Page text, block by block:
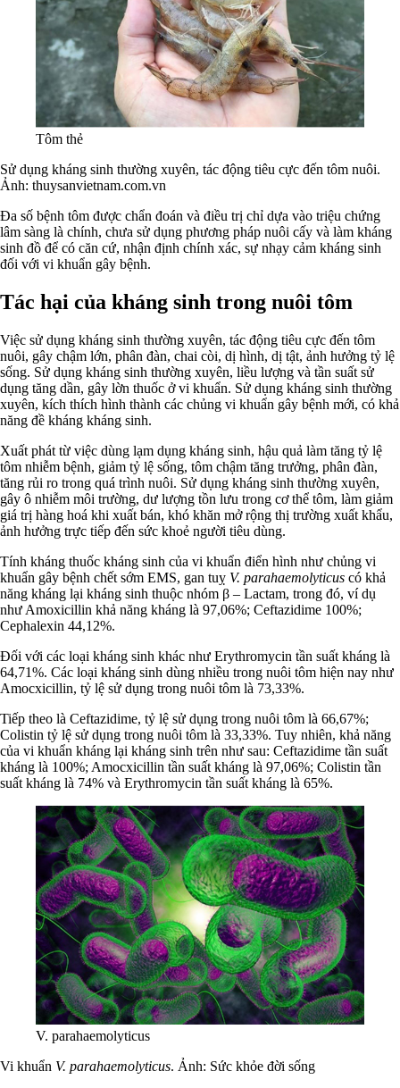
Tôm thẻ
Sử dụng kháng sinh thường xuyên, tác động tiêu cực đến tôm nuôi.
Ảnh: thuysanvietnam.com.vn
Đa số bệnh tôm được chẩn đoán và điều trị chỉ dựa vào triệu chứng
lâm sàng là chính, chưa sử dụng phương pháp nuôi cấy và làm kháng
sinh đồ để có căn cứ, nhận định chính xác, sự nhạy cảm kháng sinh
đối với vi khuẩn gây bệnh.
Tác hại của kháng sinh trong nuôi tôm
Việc sử dụng kháng sinh thường xuyên, tác động tiêu cực đến tôm
nuôi, gây chậm lớn, phân đàn, chai còi, dị hình, dị tật, ảnh hưởng tỷ lệ
sống. Sử dụng kháng sinh thường xuyên, liều lượng và tần suất sử
dụng tăng dần, gây lờn thuốc ở vi khuẩn. Sử dụng kháng sinh thường
xuyên, kích thích hình thành các chủng vi khuẩn gây bệnh mới, có khả
năng đề kháng kháng sinh.
Xuất phát từ việc dùng lạm dụng kháng sinh, hậu quả làm tăng tỷ lệ
tôm nhiễm bệnh, giảm tỷ lệ sống, tôm chậm tăng trưởng, phân đàn,
tăng rủi ro trong quá trình nuôi. Sử dụng kháng sinh thường xuyên,
gây ô nhiễm môi trường, dư lượng tồn lưu trong cơ thể tôm, làm giảm
giá trị hàng hoá khi xuất bán, khó khăn mở rộng thị trường xuất khẩu,
ảnh hưởng trực tiếp đến sức khoẻ người tiêu dùng.
Tính kháng thuốc kháng sinh của vi khuẩn điển hình như chủng vi
khuẩn gây bệnh chết sớm EMS, gan tuỵ V. parahaemolyticus có khả
năng kháng lại kháng sinh thuộc nhóm β – Lactam, trong đó, ví dụ
như Amoxicillin khả năng kháng là 97,06%; Ceftazidime 100%;
Cephalexin 44,12%.
Đối với các loại kháng sinh khác như Erythromycin tần suất kháng là
64,71%. Các loại kháng sinh dùng nhiều trong nuôi tôm hiện nay như
Amocxicillin, tỷ lệ sử dụng trong nuôi tôm là 73,33%.
Tiếp theo là Ceftazidime, tỷ lệ sử dụng trong nuôi tôm là 66,67%;
Colistin tỷ lệ sử dụng trong nuôi tôm là 33,33%. Tuy nhiên, khả năng
của vi khuẩn kháng lại kháng sinh trên như sau: Ceftazidime tần suất
kháng là 100%; Amocxicillin tần suất kháng là 97,06%; Colistin tần
suất kháng là 74% và Erythromycin tần suất kháng là 65%.
V. parahaemolyticus
Vi khuẩn V. parahaemolyticus. Ảnh: Sức khỏe đời sống